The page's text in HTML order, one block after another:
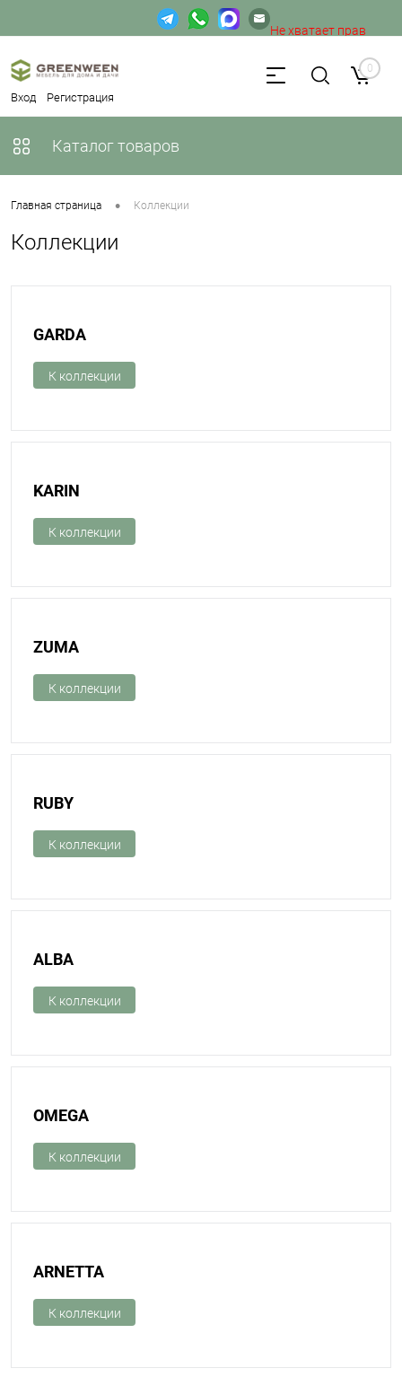
Вход Регистрация
Не хватает прав
доступа к веб-форме. 0
Каталог товаров
Главная страница • Коллекции
Коллекции
GARDA
К коллекции
KARIN
К коллекции
ZUMA
К коллекции
RUBY
К коллекции
ALBA
К коллекции
OMEGA
К коллекции
ARNETTA
К коллекции